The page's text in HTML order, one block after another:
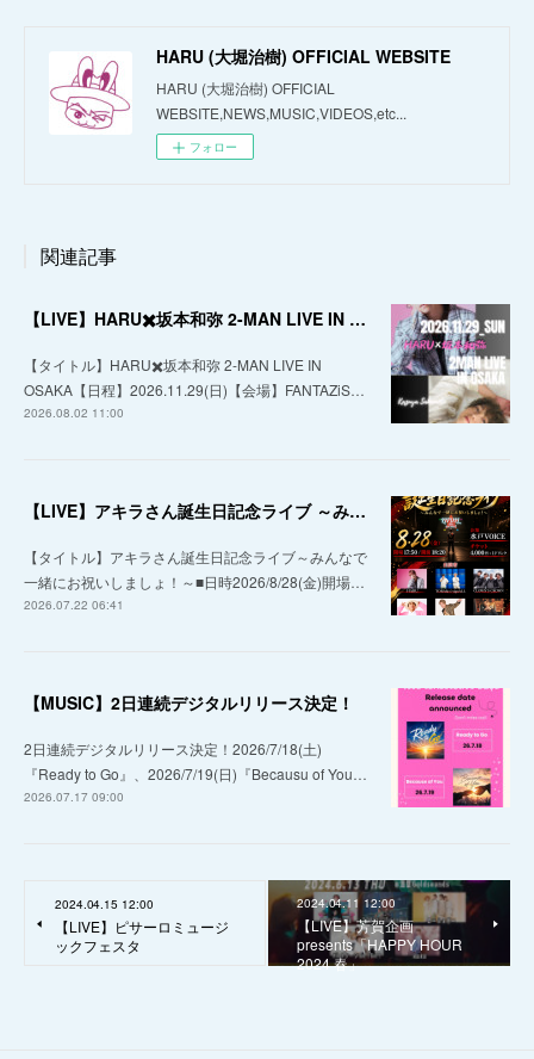
HARU (大堀治樹) OFFICIAL WEBSITE
HARU (大堀治樹) OFFICIAL
WEBSITE,NEWS,MUSIC,VIDEOS,etc...
フォロー
関連記事
【LIVE】HARU✖️坂本和弥 2-MAN LIVE IN OSAKA
【タイトル】HARU✖️坂本和弥 2-MAN LIVE IN
OSAKA【日程】2026.11.29(日)【会場】FANTAZiS…
2026.08.02 11:00
【LIVE】アキラさん誕生日記念ライブ ～みんなで一緒にお祝いしましょ！～
【タイトル】アキラさん誕生日記念ライブ～みんなで
一緒にお祝いしましょ！～■日時2026/8/28(金)開場…
2026.07.22 06:41
【MUSIC】2日連続デジタルリリース決定！
2日連続デジタルリリース決定！2026/7/18(土)
『Ready to Go』、2026/7/19(日)『Becausu of You…
2026.07.17 09:00
2024.04.15 12:00
【LIVE】ピサーロミュージ
ックフェスタ
2024.04.11 12:00
【LIVE】芳賀企画
presents「HAPPY HOUR
2024 春」